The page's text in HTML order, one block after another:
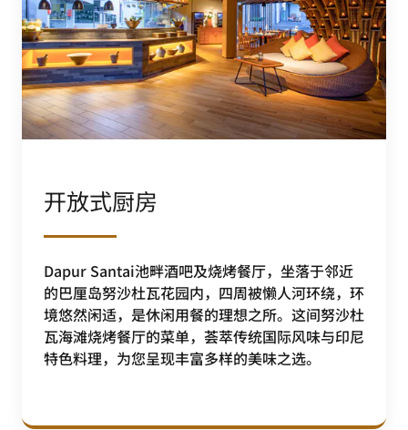
开放式厨房
Dapur Santai池畔酒吧及烧烤餐厅，坐落于邻近
的巴厘岛努沙杜瓦花园内，四周被懒人河环绕，环
境悠然闲适，是休闲用餐的理想之所。这间努沙杜
瓦海滩烧烤餐厅的菜单，荟萃传统国际风味与印尼
特色料理，为您呈现丰富多样的美味之选。